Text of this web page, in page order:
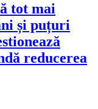
tot mai
și puțuri
reducerea